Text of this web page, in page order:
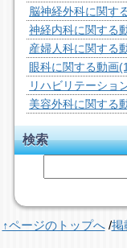
脳神経外科に関す
神経内科に関する
産婦人科に関する
眼科に関する動画
リハビリテーショ
美容外科に関する
検索
↑ページのトップへ/掲